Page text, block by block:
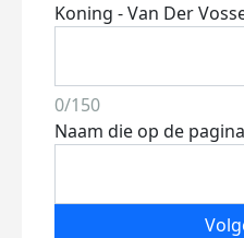
Koning - Van Der
0/150
Naam die op de